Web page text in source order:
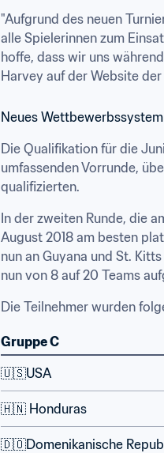
"Aufgrund des neuen
alle Spielerinnen zum
hoffe, dass wir uns
Harvey auf der Website
Neues Wettbewerbssystem
Die Qualifikation für die
umfassenden Vorrunde,
qualifizierten.
In der zweiten Runde, die
August 2018 am besten
nun an Guyana und St.
nun von 8 auf 20 Teams
Die Teilnehmer wurden
Gruppe C
🇺🇸USA
🇭🇳 Honduras
🇩🇴Domenikanische